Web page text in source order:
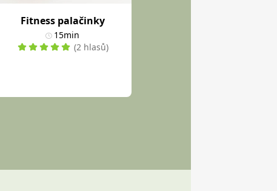
Fitness palačinky
15min
(2 hlasů)